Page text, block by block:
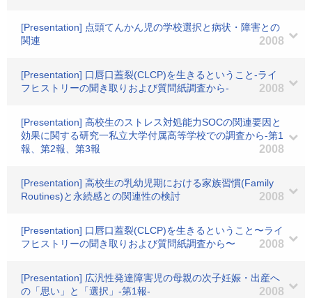
[Presentation] 点頭てんかん児の学校選択と病状・障害との
関連
2008
[Presentation] 口唇口蓋裂(CLCP)を生きるということ-ライ
フヒストリーの聞き取りおよび質問紙調査から-
2008
[Presentation] 高校生のストレス対処能力SOCの関連要因と
効果に関する研究一私立大学付属高等学校での調査から-第1
報、第2報、第3報
2008
[Presentation] 高校生の乳幼児期における家族習慣(Family
Routines)と永続感との関連性の検討
2008
[Presentation] 口唇口蓋裂(CLCP)を生きるということ〜ライ
フヒストリーの聞き取りおよび質問紙調査から〜
2008
[Presentation] 広汎性発達障害児の母親の次子妊娠・出産へ
の「思い」と「選択」-第1報-
2008